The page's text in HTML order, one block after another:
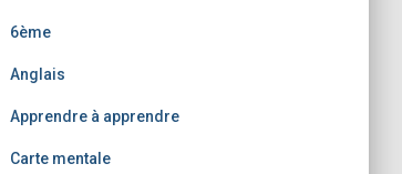
6ème
Anglais
Apprendre à apprendre
Carte mentale